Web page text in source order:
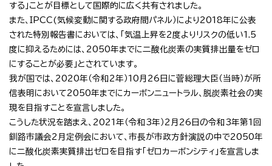
する」ことが目標として国際的に広く共有されました。
また、IPCC(気候変動に関する政府間パネル）により2018年に公表
された特別報告書においては、「気温上昇を2度よりリスクの低い1.5
度に抑えるためには、2050年までに二酸化炭素の実質排出量をゼロ
にすることが必要」とされています。
我が国では、2020年（令和2年）10月26日に菅総理大臣（当時）が所
信表明において2050年までにカーボンニュートラル、脱炭素社会の実
現を目指すことを宣言しました。
こうした状況を踏まえ、2021年（令和3年）2月26日の令和3年第1回
釧路市議会2月定例会において、市長が市政方針演説の中で2050年
に二酸化炭素実質排出ゼロを目指す「ゼロカーボンシティ」を宣言しま